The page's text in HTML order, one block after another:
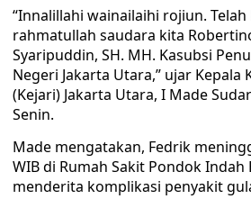
“Innalillahi wainailaihi rojiun.
rahmatullah saudara kita
Syaripuddin, SH. MH. Kasubsi
Negeri Jakarta Utara,” ujar Kepala
(Kejari) Jakarta Utara, I Made
Senin.
Made mengatakan, Fedrik
WIB di Rumah Sakit Pondok
menderita komplikasi penyakit